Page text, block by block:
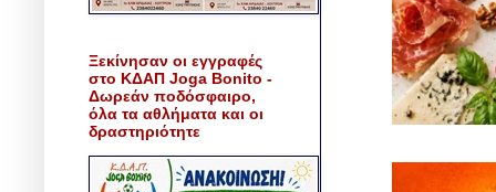
Ξεκίνησαν οι εγγραφές
στο ΚΔΑΠ Joga Bonito -
Δωρεάν ποδόσφαιρο,
όλα τα αθλήματα και οι
δραστηριότητε